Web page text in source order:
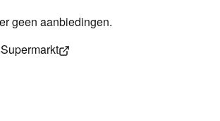
geen aanbiedingen.
Supermarkt